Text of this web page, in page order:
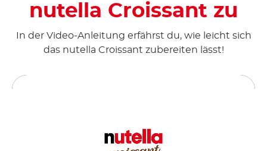
nutella Croissant zu
In der Video-Anleitung erfährst du, wie leicht sich
das nutella Croissant zubereiten lässt!